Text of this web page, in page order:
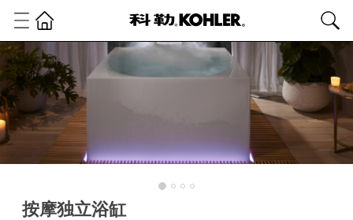
按摩独立浴缸